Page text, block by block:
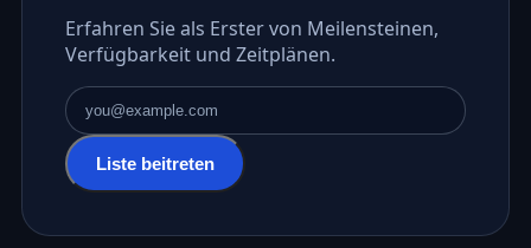
Erfahren Sie als Erster von Meilensteinen,
Verfügbarkeit und Zeitplänen.
E-Mail-Adresse
Liste beitreten